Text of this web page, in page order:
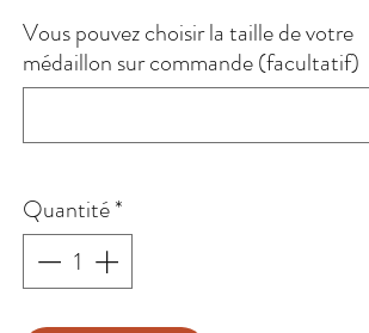
Vous pouvez choisir la taille de votre
médaillon sur commande (facultatif)
Quantité*